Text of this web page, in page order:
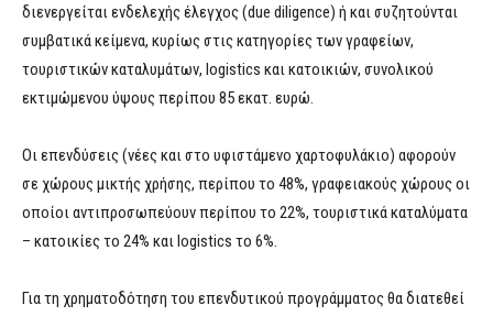
διενεργείται ενδελεχής έλεγχος (due diligence) ή και συζητούνται
συμβατικά κείμενα, κυρίως στις κατηγορίες των γραφείων,
τουριστικών καταλυμάτων, logistics και κατοικιών, συνολικού
εκτιμώμενου ύψους περίπου 85 εκατ. ευρώ.
Οι επενδύσεις (νέες και στο υφιστάμενο χαρτοφυλάκιο) αφορούν
σε χώρους μικτής χρήσης, περίπου το 48%, γραφειακούς χώρους οι
οποίοι αντιπροσωπεύουν περίπου το 22%, τουριστικά καταλύματα
– κατοικίες το 24% και logistics το 6%.
Για τη χρηματοδότηση του επενδυτικού προγράμματος θα διατεθεί